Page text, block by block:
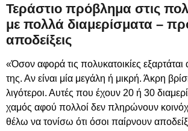
Τεράστιο πρόβλημα στις
με πολλά διαμερίσματα –
αποδείξεις
«Όσον αφορά τις πολυκατοικίες
της. Αν είναι μία μεγάλη ή μικρή. Άκρη
λιγότεροι. Αυτές που έχουν 20 ή 30
χαμός αφού πολλοί δεν πληρώνουν
θέλω να τονίσω ότι όσοι παίρνουν